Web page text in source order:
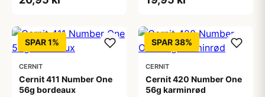
SPAR 1%
CERNIT
Cernit 411 Number One
56g bordeaux
SPAR 38%
CERNIT
Cernit 420 Number One
56g karminrød